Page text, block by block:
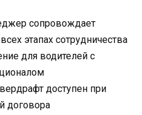
сопровождает
этапах сотрудничества
для водителей с
доступен при
договора